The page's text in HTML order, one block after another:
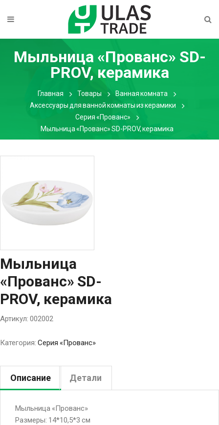
Мыльница «Прованс» SD-
PROV, керамика
Главная Товары
Ванная комната
Аксессуары для ванной комнаты из керамики
Серия «Прованс»
Мыльница «Прованс» SD-PROV, керамика
Мыльница
«Прованс» SD-
PROV, керамика
Артикул: 002002
Категория: Серия «Прованс»
Описание Детали
Мыльница «Прованс»
Размеры: 14*10,5*3 см